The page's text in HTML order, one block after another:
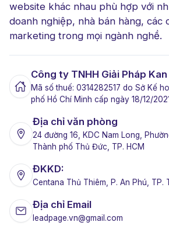
website khác nhau phù hợp với
doanh nghiệp, nhà bán hàng, các
marketing trong mọi ngành nghề.
Công ty TNHH Giải Pháp Kan
Mã số thuế: 0314282517 do Sở Kế
phố Hồ Chí Minh cấp ngày 18/12/2021
Địa chỉ văn phòng
24 đường 16, KDC Nam Long,
Thành phố Thủ Đức, TP. HCM
ĐKKD:
Centana Thủ Thiêm, P. An Phú, TP.
Địa chỉ Email
leadpage.vn@gmail.com